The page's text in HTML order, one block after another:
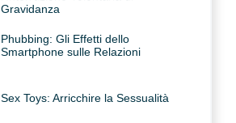
Gravidanza
Phubbing: Gli Effetti dello
Smartphone sulle Relazioni
Sex Toys: Arricchire la Sessualità